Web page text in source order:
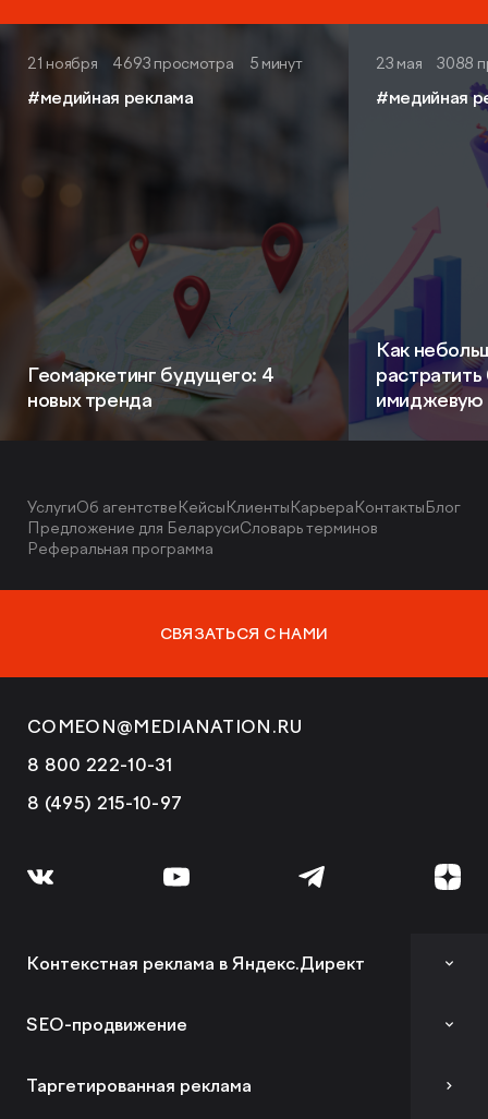
21 ноября 4693 просмотра 5 минут
#медийная реклама
Геомаркетинг будущего: 4
новых тренда
23 мая 3088
#медийная
Как
имиджевую
УслугиОб агентствеКейсыКлиентыКарьераКонтактыБлог
Предложение для БеларусиСловарь терминов
Реферальная программа
СВЯЗАТЬСЯ С НАМИ
COMEON@MEDIANATION.RU
8 800 222-10-31
8 (495) 215-10-97
Контекстная реклама в Яндекс.Директ
Аудит контекстной рекламы
SEO-продвижение
SEO-аудит сайта
Таргетированная реклама